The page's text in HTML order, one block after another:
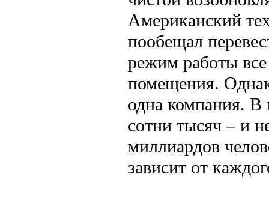
Американский
пообещал
режим работы
помещения.
одна компания.
сотни тысяч – и
миллиардов
зависит от